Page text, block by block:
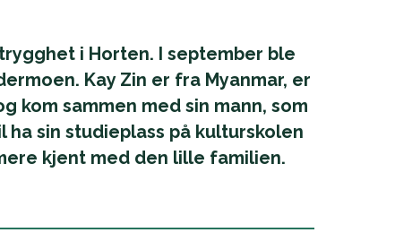
i Horten. I september ble
Kay Zin er fra Myanmar, er
kom sammen med sin mann, som
ha sin studieplass på kulturskolen
kjent med den lille familien.